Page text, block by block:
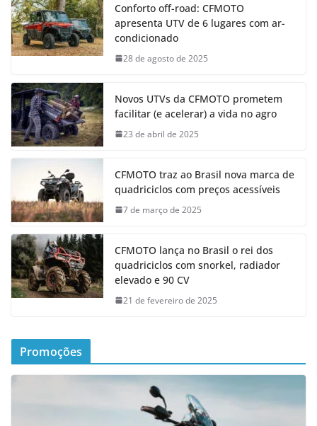
Conforto off-road: CFMOTO
apresenta UTV de 6 lugares com ar-
condicionado
28 de agosto de 2025
Novos UTVs da CFMOTO prometem
facilitar (e acelerar) a vida no agro
23 de abril de 2025
CFMOTO traz ao Brasil nova marca de
quadriciclos com preços acessíveis
7 de março de 2025
CFMOTO lança no Brasil o rei dos
quadriciclos com snorkel, radiador
elevado e 90 CV
21 de fevereiro de 2025
Promoções